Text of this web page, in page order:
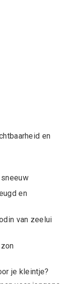
en
en
van zeelui
je kleintje?